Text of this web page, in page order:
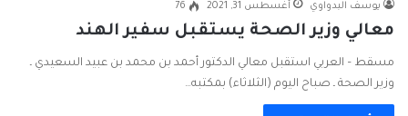
يوسف البدواوي أغسطس 31, 2021 76
معالي وزير الصحة يستقبل سفير الهند
مسقط – العربي استقبل معالي الدكتور أحمد بن محمد بن عبيد السعيدي ـ
وزير الصحة ـ صباح اليوم (الثلاثاء) بمكتبه…